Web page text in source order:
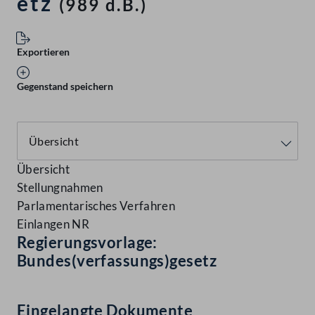
(989 d.B.)
Exportieren
Gegenstand speichern
Übersicht
Stellungnahmen
Parlamentarisches Verfahren
Einlangen NR
Regierungsvorlage:
Bundes(verfassungs)gesetz
Eingelangte Dokumente